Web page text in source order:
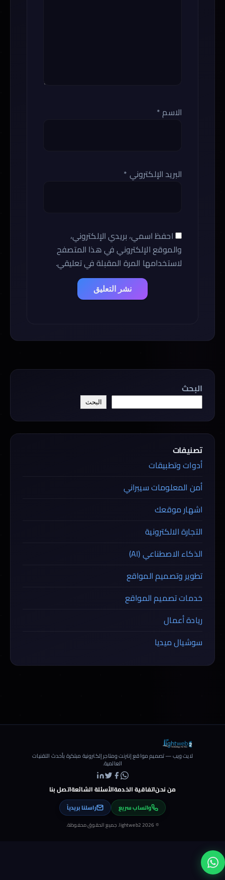
الاسم*
البريد الإلكتروني *
احفظ اسمي، بريدي الإلكتروني،
والموقع الإلكتروني في هذا المتصفح
لاستخدامها المرة المقبلة في تعليقي.
البحث
البحث
تصنيفات
أدوات وتطبيقات
أمن المعلومات سيبراني
اشهار موقعك
التجارة الالكترونية
الذكاء الاصطناعي (AI)
تطوير وتصميم المواقع
خدمات تصميم المواقع
ريادة أعمال
سوشيال ميديا
لايت ويب — تصميم مواقع إنترنت ومتاجر إلكترونية مبتكرة بأحدث التقنيات
العالمية.
من نحناتفاقية الخدمةالأسئلة الشائعةاتصل بنا
واتساب سريع راسلنا بريدياً
© 2026 lightweb2. جميع الحقوق محفوظة.